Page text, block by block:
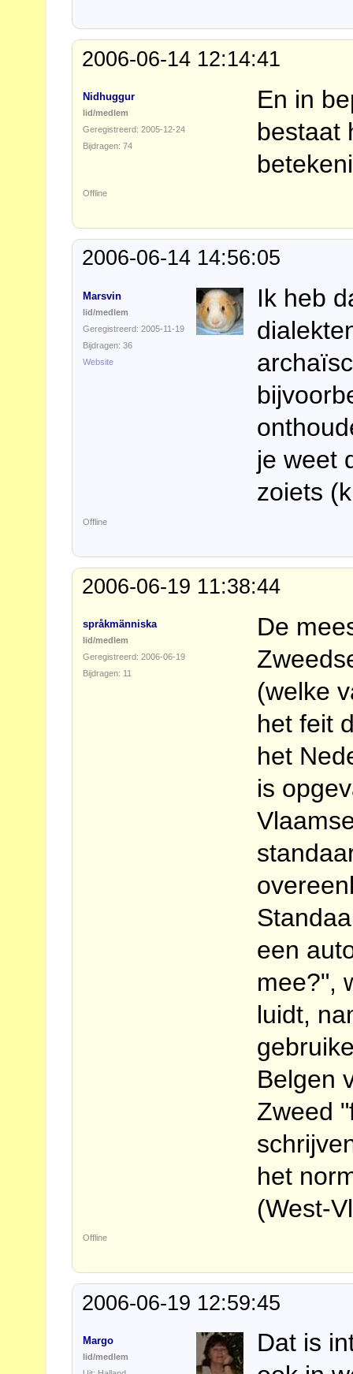
2006-06-14 12:14:41
Nidhuggur
lid/medlem
Geregistreerd: 2005-12-24
Bijdragen: 74
En in
bestaat
Offline
2006-06-14 14:56:05
Marsvin
lid/medlem
Geregistreerd: 2005-11-19
Bijdragen: 36
Website
Ik heb
je weet
zoiets
Offline
2006-06-19 11:38:44
språkmänniska
lid/medlem
Geregistreerd: 2006-06-19
Bijdragen: 11
De
(welke
het feit
het
is
een
mee?",
luidt,
Belgen
Zweed
het
(West-
Offline
2006-06-19 12:59:45
Margo
lid/medlem
Dat is